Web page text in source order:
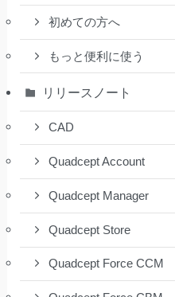
初めての方へ
もっと便利に使う
リリースノート
CAD
Quadcept Account
Quadcept Manager
Quadcept Store
Quadcept Force CCM